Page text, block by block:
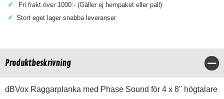
✓ Fri frakt över 1000:- (Gäller ej hempaket eller pall)
✓ Stort eget lager snabba leveranser
Produktbeskrivning
dBVox Raggarplanka med Phase Sound för 4 x 8" högtalare